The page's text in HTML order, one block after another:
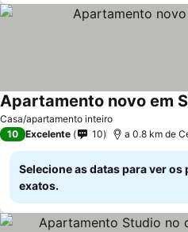
Casa/apartamento inteiro
Apartamento novo em
10 Excelente 10 a 0.8 km de
Selecione as datas para ver os
exatos.